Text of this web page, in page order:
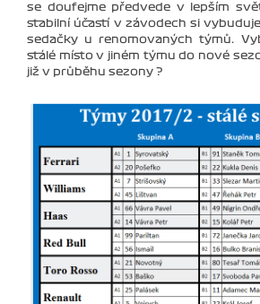
se doufejme předvede v lepším
stabilní účastí v závodech si
sedačky u renomovaných týmů.
stálé místo v jiném týmu do nové
již v průběhu sezony ?